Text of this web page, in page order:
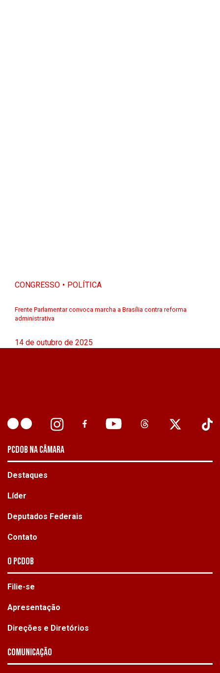
CONGRESSO POLÍTICA
Frente Parlamentar convoca marcha a Brasília contra reforma
administrativa
14 de outubro de 2025
PCDOB NA CÂMARA
Destaques
Líder
Deputados Federais
Contato
O PCdoB
Filie-se
Apresentação
Direções e Diretórios
Comunicação